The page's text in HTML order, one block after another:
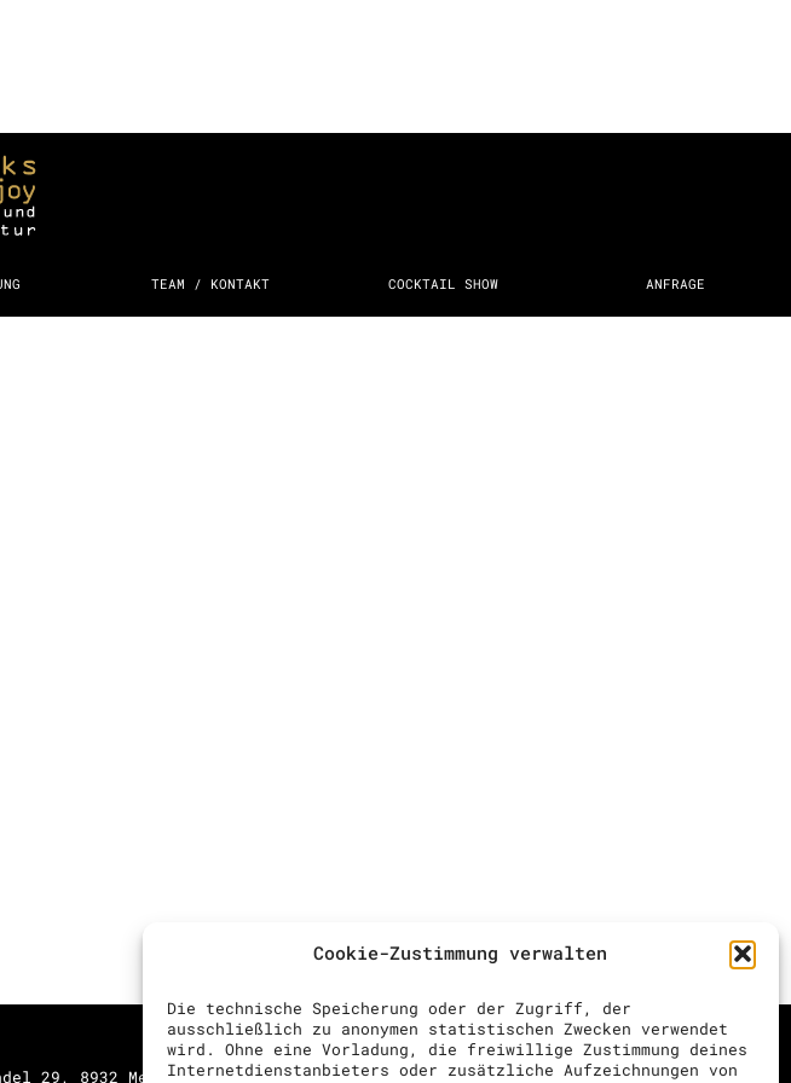
Cookie-Zustimmung verwalten
Die technische Speicherung oder der Zugriff, der
ausschließlich zu anonymen statistischen Zwecken verwendet
wird. Ohne eine Vorladung, die freiwillige Zustimmung deines
Internetdienstanbieters oder zusätzliche Aufzeichnungen von
TEAM / KONTAKT COCKTAIL SHOW ANFRAGE
29, 8932 Mettmenstetten // 00 41 (0) 43 818 74 10